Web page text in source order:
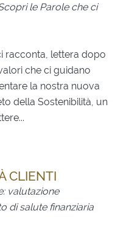
le Parole che ci
racconta, lettera dopo
che ci guidano
la nostra nuova
della Sostenibilità, un
CLIENTI
valutazione
di salute finanziaria